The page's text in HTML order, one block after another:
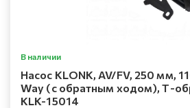
В наличии
Насос KLONK, AV/FV, 250 мм,
Way (с обратным ходом), Т-
KLK-15014